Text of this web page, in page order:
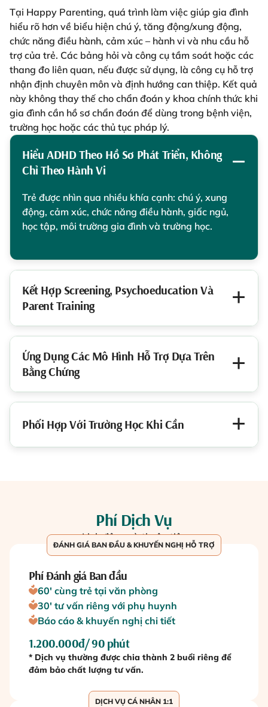
Tại Happy Parenting, quá trình làm việc giúp gia đình
hiểu rõ hơn về biểu hiện chú ý, tăng động/xung động,
chức năng điều hành, cảm xúc – hành vi và nhu cầu hỗ
trợ của trẻ. Các bảng hỏi và công cụ tầm soát hoặc các
thang đo liên quan, nếu được sử dụng, là công cụ hỗ trợ
nhận định chuyên môn và định hướng can thiệp. Kết quả
này không thay thế cho chẩn đoán y khoa chính thức khi
gia đình cần hồ sơ chẩn đoán để dùng trong bệnh viện,
trường học hoặc các thủ tục pháp lý.
Hiểu ADHD Theo Hồ Sơ Phát Triển, Không
Chỉ Theo Hành Vi
Trẻ được nhìn qua nhiều khía cạnh: chú ý, xung
động, cảm xúc, chức năng điều hành, giấc ngủ,
học tập, môi trường gia đình và trường học.
Kết Hợp Screening, Psychoeducation Và
Parent Training
Ứng Dụng Các Mô Hình Hỗ Trợ Dựa Trên
Bằng Chứng
Phối Hợp Với Trường Học Khi Cần
Phí Dịch Vụ
Linh động và thuận tiện
ĐÁNH GIÁ BAN ĐẦU & KHUYẾN NGHỊ HỖ TRỢ
Phí Đánh giá Ban đầu
60' cùng trẻ tại văn phòng
30' tư vấn riêng với phụ huynh
Báo cáo & khuyến nghị chi tiết
1.200.000đ/ 90 phút
* Dịch vụ thường được chia thành 2 buổi riêng để
đảm bảo chất lượng tư vấn.
DỊCH VỤ CÁ NHÂN 1:1